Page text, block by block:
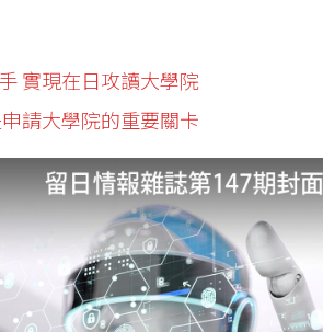
實現在日攻讀大學院
請大學院的重要關卡